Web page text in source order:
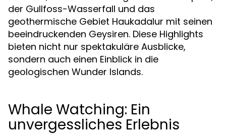
der Gullfoss-Wasserfall und das
geothermische Gebiet Haukadalur mit seinen
beeindruckenden Geysiren. Diese Highlights
bieten nicht nur spektakuläre Ausblicke,
sondern auch einen Einblick in die
geologischen Wunder Islands.
Whale Watching: Ein
unvergessliches Erlebnis